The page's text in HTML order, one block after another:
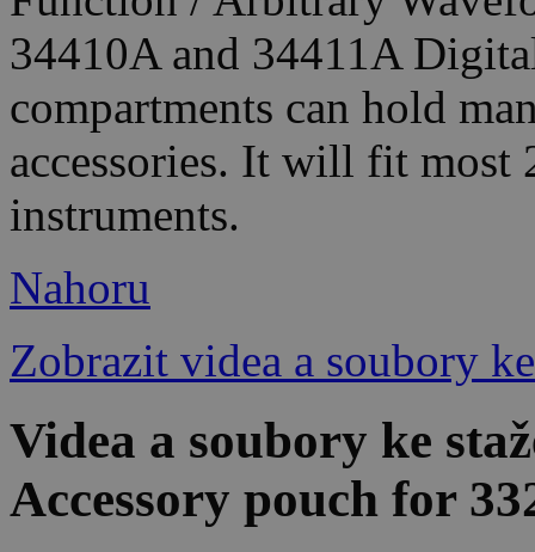
34410A and 34411A
compartments can hold
accessories. It will fit most
instruments.
Nahoru
Zobrazit videa a soubory
Videa a soubory ke
Accessory pouch for